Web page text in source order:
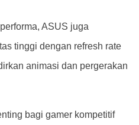
ASUS juga
tinggi dengan refresh rate
animasi dan pergerakan
bagi gamer kompetitif